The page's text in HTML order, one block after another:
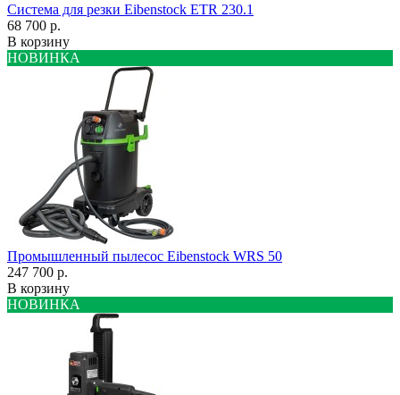
Система для резки Eibenstock ETR 230.1
68 700 р.
В корзину
НОВИНКА
Промышленный пылесос Eibenstock WRS 50
247 700 р.
В корзину
НОВИНКА